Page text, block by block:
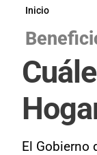
Inicio
El Gobierno